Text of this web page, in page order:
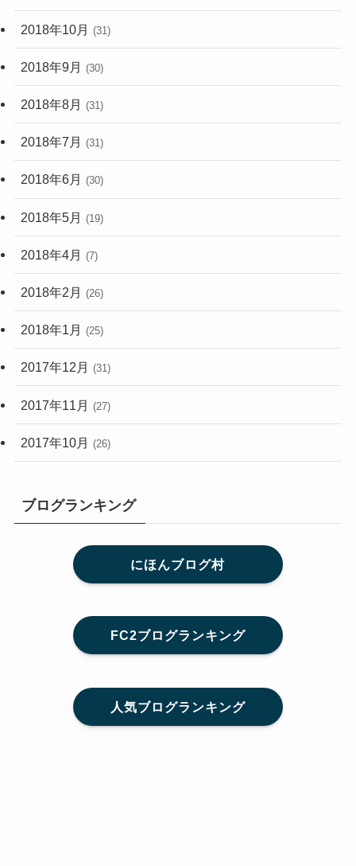
2018年10月 (31)
2018年9月 (30)
2018年8月 (31)
2018年7月 (31)
2018年6月 (30)
2018年5月 (19)
2018年4月 (7)
2018年2月 (26)
2018年1月 (25)
2017年12月 (31)
2017年11月 (27)
2017年10月 (26)
ブログランキング
にほんブログ村
FC2ブログランキング
人気ブログランキング